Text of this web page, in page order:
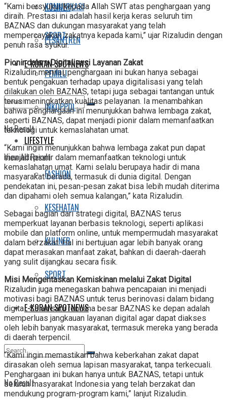
KULINER
SPORT
E-KORAN SPOTNEWS
No Result
View All Result
KOMUNIKASI
PESANTREN
PEMILU
INKOPPOL
LIFESTYLE
FASHION
KESEHATAN
KULINER
SPORT
E-KORAN SPOTNEWS
No Result
“Kami bersyukur kepada Allah SWT atas penghargaan yang
diraih. Prestasi ini adalah hasil kerja keras seluruh tim
BAZNAS dan dukungan masyarakat yang telah
mempercayakan zakatnya kepada kami,” ujar Rizaludin dengan
penuh rasa syukur.
Pionir dalam Digitalisasi Layanan Zakat
Rizaludin menilai, penghargaan ini bukan hanya sebagai
bentuk pengakuan terhadap upaya digitalisasi yang telah
dilakukan oleh BAZNAS, tetapi juga sebagai tantangan untuk
terus meningkatkan kualitas pelayanan. Ia menambahkan
bahwa penghargaan ini menunjukkan bahwa lembaga zakat,
seperti BAZNAS, dapat menjadi pionir dalam memanfaatkan
teknologi untuk kemaslahatan umat.
“Kami ingin menunjukkan bahwa lembaga zakat pun dapat
menjadi pionir dalam memanfaatkan teknologi untuk
kemaslahatan umat. Kami selalu berupaya hadir di mana
masyarakat berada, termasuk di dunia digital. Dengan
pendekatan ini, pesan-pesan zakat bisa lebih mudah diterima
dan dipahami oleh semua kalangan,” kata Rizaludin.
Sebagai bagian dari strategi digital, BAZNAS terus
memperkuat layanan berbasis teknologi, seperti aplikasi
mobile dan platform online, untuk mempermudah masyarakat
dalam berzakat. Hal ini bertujuan agar lebih banyak orang
dapat merasakan manfaat zakat, bahkan di daerah-daerah
yang sulit dijangkau secara fisik.
Misi Mengentaskan Kemiskinan melalui Zakat Digital
Rizaludin juga menegaskan bahwa pencapaian ini menjadi
motivasi bagi BAZNAS untuk terus berinovasi dalam bidang
digital. Salah satu rencana besar BAZNAS ke depan adalah
memperluas jangkauan layanan digital agar dapat diakses
oleh lebih banyak masyarakat, termasuk mereka yang berada
di daerah terpencil.
“Kami ingin memastikan bahwa keberkahan zakat dapat
dirasakan oleh semua lapisan masyarakat, tanpa terkecuali.
Penghargaan ini bukan hanya untuk BAZNAS, tetapi untuk
seluruh masyarakat Indonesia yang telah berzakat dan
mendukung program-program kami,” lanjut Rizaludin.